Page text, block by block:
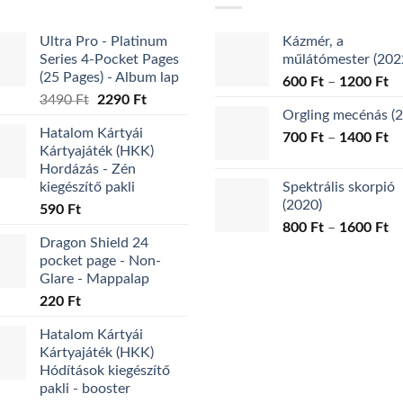
a
termékoldalon
választhatók
ki
Ultra Pro - Platinum
Series 4-Pocket Pages
(25 Pages) - Album lap
3490Ft
Original
was:
3490 Ft.
2290 FtCurrent
2290 Ft.
Hatalom Kártyái
Kártyajáték (HKK)
Hordázás - Zén
kiegészítő pakli
590 Ft
Dragon Shield 24
pocket page - Non-
Glare - Mappalap
220 Ft
Hatalom Kártyái
Kártyajáték (HKK)
Hódítások kiegészítő
pakli - booster
Kázmér, a
műlátómester
600 Ft – 1200 Ft
-
Orgling mecénás
700 Ft – 1400 Ft
Spektrális skorpió
(2020)
800 Ft – 1600 Ft